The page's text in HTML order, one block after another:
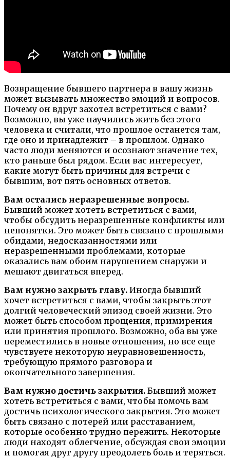
Возвращение бывшего партнера в вашу жизнь
может вызывать множество эмоций и вопросов.
Почему он вдруг захотел встретиться с вами?
Возможно, вы уже научились жить без этого
человека и считали, что прошлое останется там,
где оно и принадлежит – в прошлом. Однако
часто люди меняются и осознают значение тех,
кто раньше был рядом. Если вас интересует,
какие могут быть причины для встречи с
бывшим, вот пять основных ответов.
Вам остались неразрешенные вопросы.
Бывший может хотеть встретиться с вами,
чтобы обсудить неразрешенные конфликты или
непонятки. Это может быть связано с прошлыми
обидами, недосказанностями или
неразрешенными проблемами, которые
оказались вам обоим нарушением снаружи и
мешают двигаться вперед.
Вам нужно закрыть главу. Иногда бывший
хочет встретиться с вами, чтобы закрыть этот
долгий человеческий эпизод своей жизни. Это
может быть способом прощения, примирения
или принятия прошлого. Возможно, оба вы уже
переместились в новые отношения, но все еще
чувствуете некоторую неуравновешенность,
требующую прямого разговора и
окончательного завершения.
Вам нужно достичь закрытия. Бывший может
хотеть встретиться с вами, чтобы помочь вам
достичь психологического закрытия. Это может
быть связано с потерей или расставанием,
которые особенно трудно пережить. Некоторые
люди находят облегчение, обсуждая свои эмоции
и помогая друг другу преодолеть боль и теряться.